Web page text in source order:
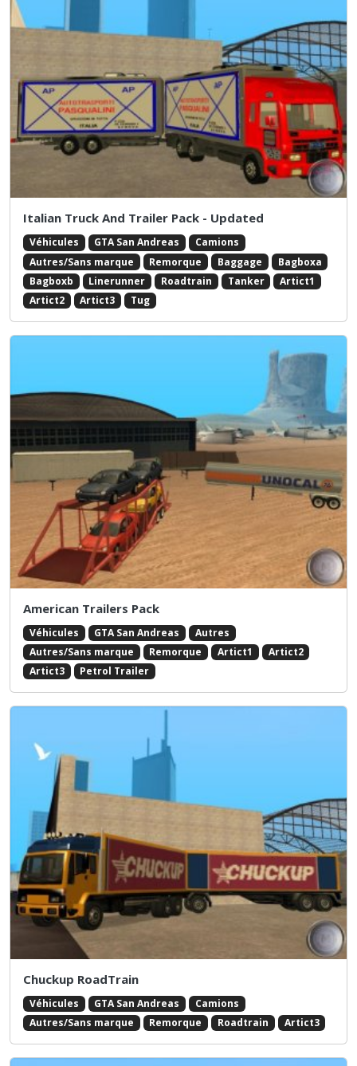
Italian Truck And Trailer Pack - Updated
Véhicules GTA San Andreas
Camions
Autres/Sans marque
Remorque Baggage
Bagboxa
Bagboxb
Linerunner Roadtrain Tanker
Artict1
Artict2
Artict3 Tug
American Trailers Pack
Véhicules GTA San Andreas
Autres
Autres/Sans marque
Remorque Artict1
Artict2
Artict3
Petrol Trailer
Chuckup RoadTrain
Véhicules GTA San Andreas
Camions
Autres/Sans marque
Remorque Roadtrain Artict3